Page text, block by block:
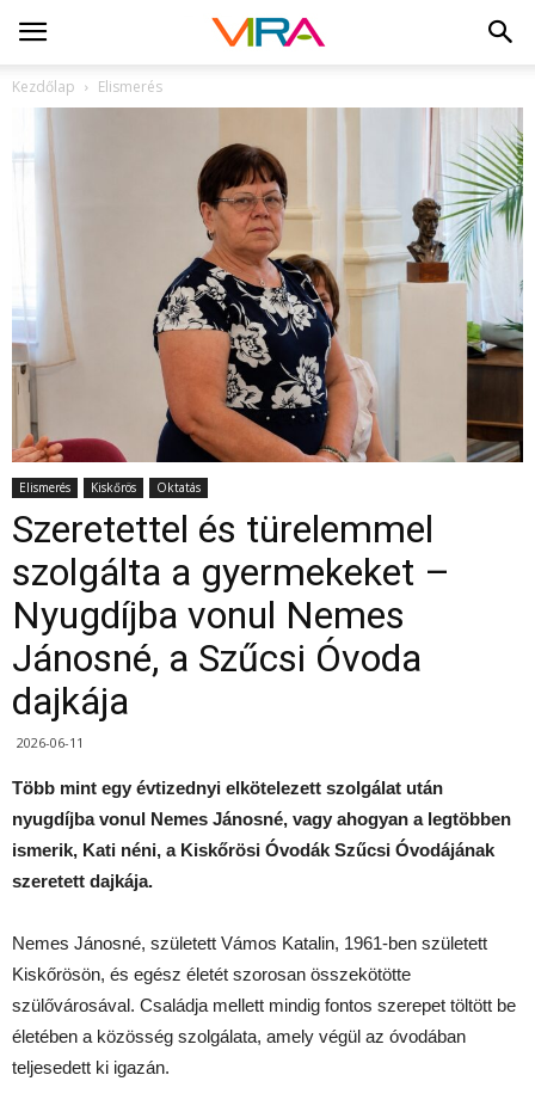
Kezdőlap Elismerés
Elismerés Kiskőrös Oktatás
Szeretettel és türelemmel
szolgálta a gyermekeket –
Nyugdíjba vonul Nemes
Jánosné, a Szűcsi Óvoda
dajkája
2026-06-11
Több mint egy évtizednyi elkötelezett szolgálat után
nyugdíjba vonul Nemes Jánosné, vagy ahogyan a legtöbben
ismerik, Kati néni, a Kiskőrösi Óvodák Szűcsi Óvodájának
szeretett dajkája.
Nemes Jánosné, született Vámos Katalin, 1961-ben született
Kiskőrösön, és egész életét szorosan összekötötte
szülővárosával. Családja mellett mindig fontos szerepet töltött be
életében a közösség szolgálata, amely végül az óvodában
teljesedett ki igazán.